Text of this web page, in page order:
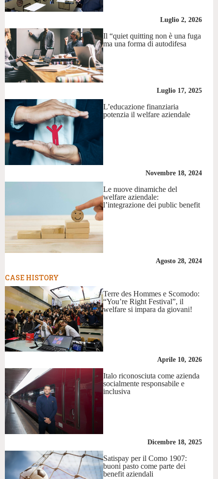
Luglio 2, 2026
Il “quiet quitting non è una fuga
ma una forma di autodifesa
Luglio 17, 2025
L’educazione finanziaria
potenzia il welfare aziendale
Novembre 18, 2024
Le nuove dinamiche del
welfare aziendale:
l’integrazione dei public benefit
Agosto 28, 2024
CASE HISTORY
Terre des Hommes e Scomodo:
“You’re Right Festival”, il
welfare si impara da giovani!
Aprile 10, 2026
Italo riconosciuta come azienda
socialmente responsabile e
inclusiva
Dicembre 18, 2025
Satispay per il Como 1907:
buoni pasto come parte dei
benefit aziendali